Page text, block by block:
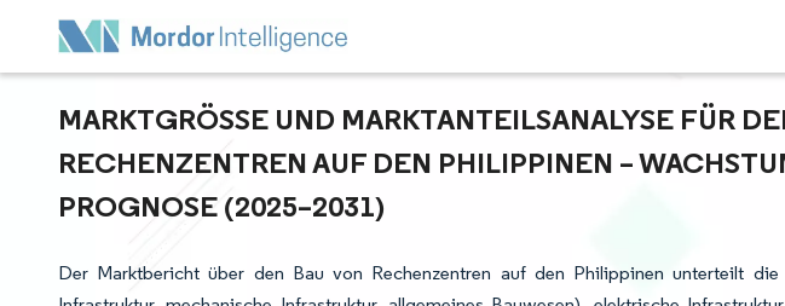
MARKTGRÖSSE UND MARKTANTEILSANALYSE FÜR DEN
ECHENZENTREN AUF DEN PHILIPPINEN –
ROGNOSE (2025–2031)
Der Marktbericht über den Bau von Rechenzentren auf den Philippinen unterteilt die